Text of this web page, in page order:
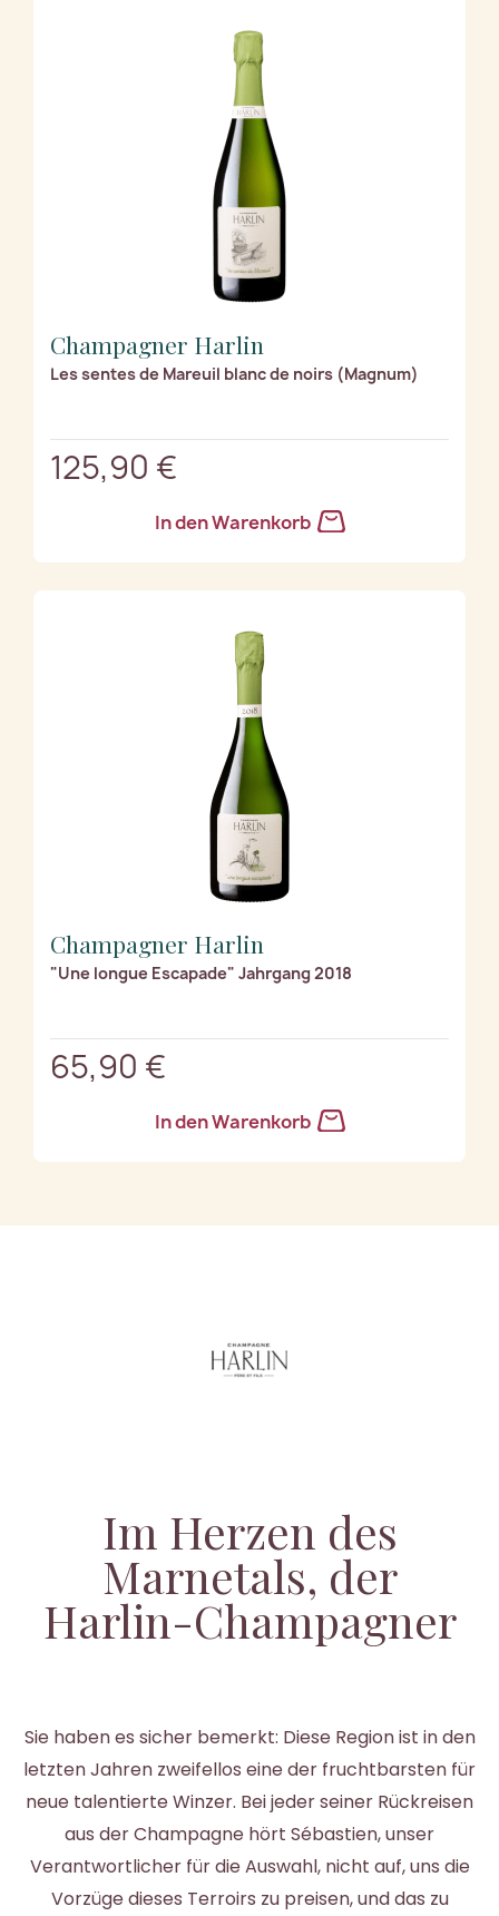
Champagner Harlin
Les sentes de Mareuil blanc de noirs (Magnum)
125,90 €
In den Warenkorb
Champagner Harlin
"Une longue Escapade" Jahrgang 2018
65,90 €
In den Warenkorb
Im Herzen des
Marnetals, der
Harlin-Champagner
Sie haben es sicher bemerkt: Diese Region ist in den
letzten Jahren zweifellos eine der fruchtbarsten für
neue talentierte Winzer. Bei jeder seiner Rückreisen
aus der Champagne hört Sébastien, unser
Verantwortlicher für die Auswahl, nicht auf, uns die
Vorzüge dieses Terroirs zu preisen, und das zu